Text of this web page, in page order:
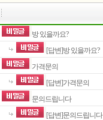
방 있을까요?
[답변]방 있을까요?
가격문의
[답변]가격문의
문의드립니다
[답변]문의드립니다